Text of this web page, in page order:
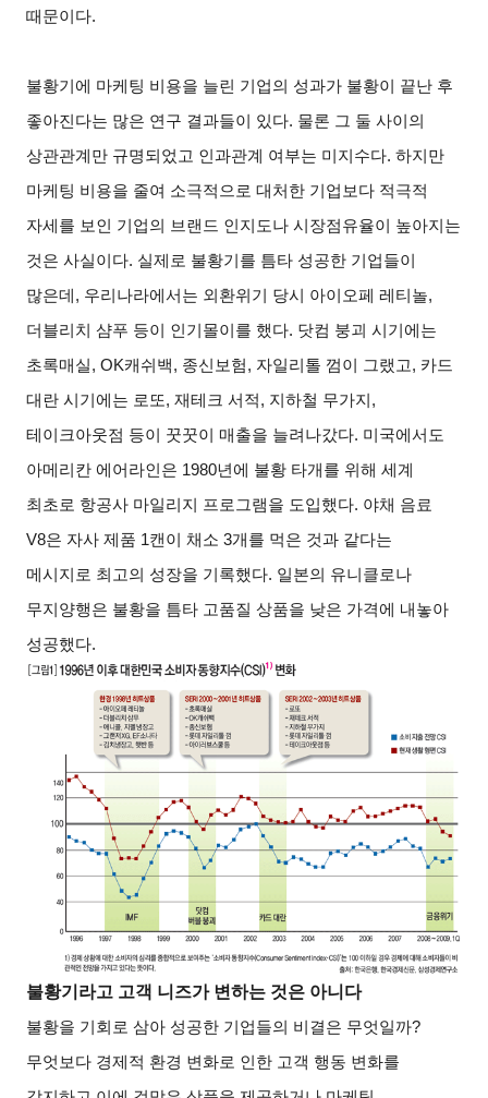
때문이다.
불황기에 마케팅 비용을 늘린 기업의 성과가 불황이 끝난 후
좋아진다는 많은 연구 결과들이 있다. 물론 그 둘 사이의
상관관계만 규명되었고 인과관계 여부는 미지수다. 하지만
마케팅 비용을 줄여 소극적으로 대처한 기업보다 적극적
자세를 보인 기업의 브랜드 인지도나 시장점유율이 높아지는
것은 사실이다. 실제로 불황기를 틈타 성공한 기업들이
많은데, 우리나라에서는 외환위기 당시 아이오페 레티놀,
더블리치 샴푸 등이 인기몰이를 했다. 닷컴 붕괴 시기에는
초록매실, OK캐쉬백, 종신보험, 자일리톨 껌이 그랬고, 카드
대란 시기에는 로또, 재테크 서적, 지하철 무가지,
테이크아웃점 등이 꿋꿋이 매출을 늘려나갔다. 미국에서도
아메리칸 에어라인은 1980년에 불황 타개를 위해 세계
최초로 항공사 마일리지 프로그램을 도입했다. 야채 음료
V8은 자사 제품 1캔이 채소 3개를 먹은 것과 같다는
메시지로 최고의 성장을 기록했다. 일본의 유니클로나
무지양행은 불황을 틈타 고품질 상품을 낮은 가격에 내놓아
성공했다.
불황기라고 고객 니즈가 변하는 것은 아니다
불황을 기회로 삼아 성공한 기업들의 비결은 무엇일까?
무엇보다 경제적 환경 변화로 인한 고객 행동 변화를